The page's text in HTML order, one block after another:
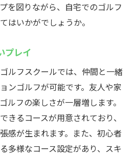
を図りながら、自宅でのゴルフ
はいかがでしょうか。
プレイ
ルフスクールでは、仲間と一緒
ンゴルフが可能です。友人や家
ルフの楽しさが一層増します。
きるコースが用意されており、
感が生まれます。また、初心者
多様なコース設定があり、スキ